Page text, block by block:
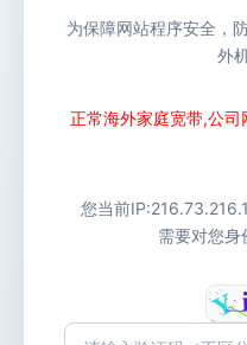
为保障网站程序安全，
外
正常海外家庭宽带,公
您当前IP:
需要对您身